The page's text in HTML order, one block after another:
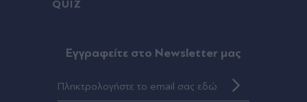
Η ΕΡΤ παρουσιάζει τη Μαρία Κάλλας ως
που καθήλωσε την Επίδαυρο (Βίντεο & Εικόνες)
QUIZ
Eγγραφείτε στο Newsletter μας